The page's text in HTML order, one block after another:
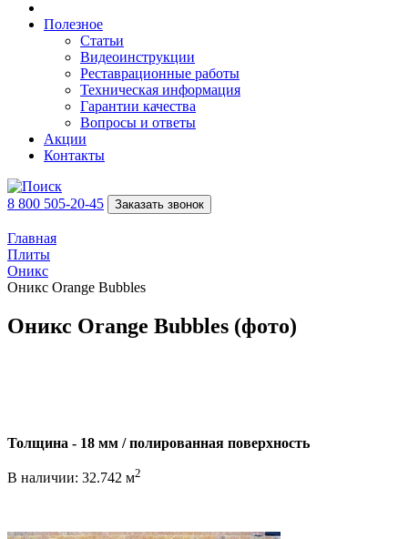
Полезное
Статьи
Видеоинструкции
Реставрационные работы
Техническая информация
Гарантии качества
Вопросы и ответы
Акции
Контакты
8 800 505-20-45 Заказать звонок
Главная
Плиты
Оникс
Оникс Orangе Bubbles
Оникс Orangе Bubbles (фото)
Толщина - 18 мм / полированная поверхность
В наличии: 32.742 м2